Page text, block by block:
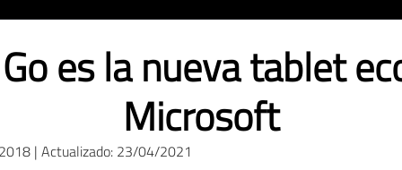
es la nueva tablet
Microsoft
| Actualizado: 23/04/2021